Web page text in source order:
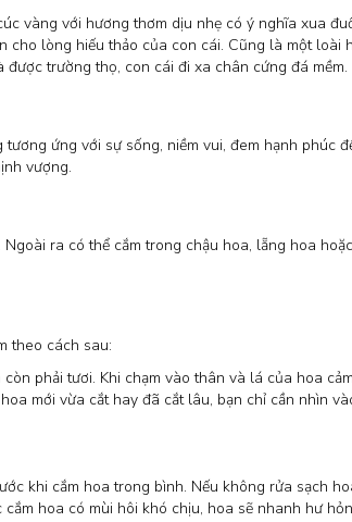
vàng với hương thơm dịu nhẹ có ý nghĩa xua
cho lòng hiếu thảo của con cái. Cũng là một loài
trường thọ, con cái đi xa chân cứng đá mềm.
ứng với sự sống, niềm vui, đem hạnh phúc
vượng.
ra có thể cắm trong chậu hoa, lẵng hoa
theo cách sau:
phải tươi. Khi chạm vào thân và lá của hoa
mới vừa cắt hay đã cắt lâu, bạn chỉ cần nhìn
khi cắm hoa trong bình. Nếu không rửa sạch
hoa có mùi hôi khó chịu, hoa sẽ nhanh hư